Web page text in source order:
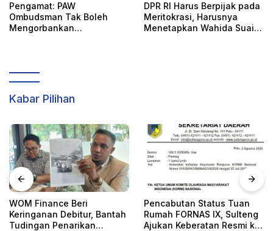
Pengamat: PAW
Ombudsman Tak Boleh
Mengorbankan
DPR RI Harus Berpijak pada
Meritokrasi, Harusnya
Menetapkan Wahida Suaib
Kabar Pilihan
WOM Finance Beri
Keringanan Debitur, Bantah
Tudingan Penarikan
Pencabutan Status Tuan
Rumah FORNAS IX, Sulteng
Ajukan Keberatan Resmi ke